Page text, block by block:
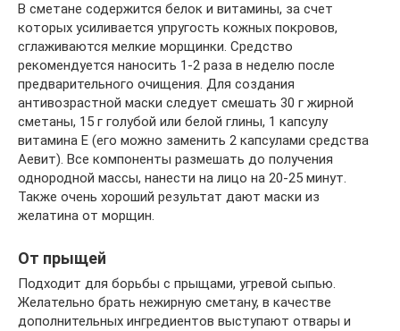
В сметане содержится белок и витамины, за счет
которых усиливается упругость кожных покровов,
сглаживаются мелкие морщинки. Средство
рекомендуется наносить 1-2 раза в неделю после
предварительного очищения. Для создания
антивозрастной маски следует смешать 30 г жирной
сметаны, 15 г голубой или белой глины, 1 капсулу
витамина Е (его можно заменить 2 капсулами средства
Аевит). Все компоненты размешать до получения
однородной массы, нанести на лицо на 20-25 минут.
Также очень хороший результат дают маски из
желатина от морщин.
От прыщей
Подходит для борьбы с прыщами, угревой сыпью.
Желательно брать нежирную сметану, в качестве
дополнительных ингредиентов выступают отвары и